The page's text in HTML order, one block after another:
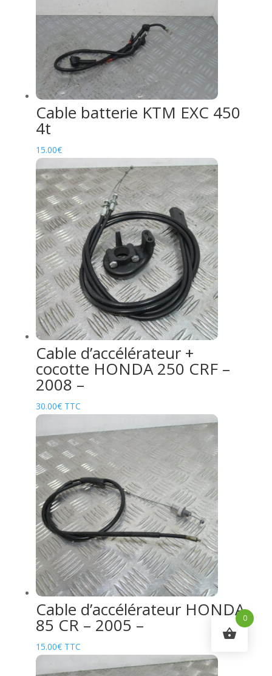
Cable batterie KTM EXC 450
4t
15.00€
Cable d’accélérateur +
cocotte HONDA 250 CRF –
2008 –
30.00€ TTC
Cable d’accélérateur HONDA
85 CR – 2005 –
15.00€ TTC
0